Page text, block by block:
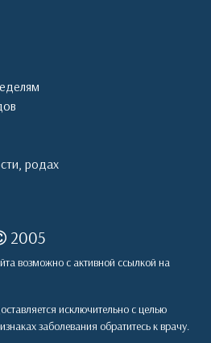
родах
2005
возможно с активной ссылкой на
исключительно с целью
заболевания обратитесь к врачу.